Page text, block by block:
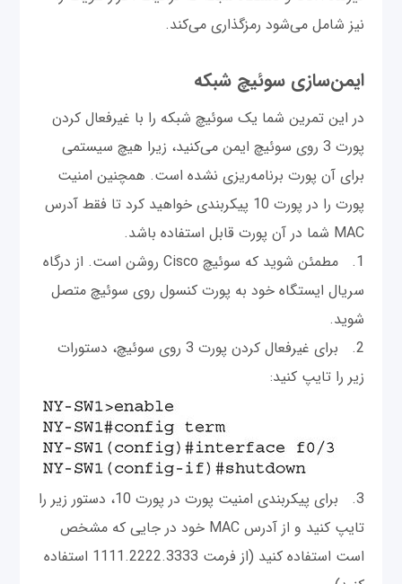
نیز شامل می‌شود رمزگذاری می‌کند.
ایمن‌سازی سوئیچ شبکه
در این تمرین شما یک سوئیچ شبکه را با غیرفعال کردن
پورت 3 روی سوئیچ ایمن می‌کنید، زیرا هیچ سیستمی
برای آن پورت برنامه‌ریزی نشده است. همچنین امنیت
پورت را در پورت 10 پیکربندی خواهید کرد تا فقط آدرس
MAC شما در آن پورت قابل استفاده باشد.
1. مطمئن شوید که سوئیچ Cisco روشن است. از درگاه
سریال ایستگاه خود به پورت کنسول روی سوئیچ متصل
شوید.
2. برای غیرفعال کردن پورت 3 روی سوئیچ، دستورات
زیر را تایپ کنید:
3. برای پیکربندی امنیت پورت در پورت 10، دستور زیر را
تایپ کنید و از آدرس MAC خود در جایی که مشخص
است استفاده کنید (از فرمت 1111.2222.3333 استفاده